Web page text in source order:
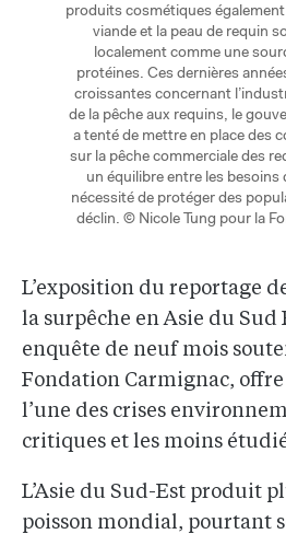
produits cosmétiques
viande et la peau de requin
localement comme une
protéines. Ces dernières
croissantes concernant
de la pêche aux requins, le
a tenté de mettre en place des
sur la pêche commerciale des
un équilibre entre les besoins
nécessité de protéger des
déclin. © Nicole Tung pour la
L’exposition du reportage
la surpêche en Asie du Sud
enquête de neuf mois
Fondation Carmignac,
l’une des crises
critiques et les moins
L’Asie du Sud-Est produit
poisson mondial, pourtant